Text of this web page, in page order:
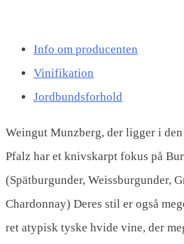
Info om producenten
Vinifikation
Jordbundsforhold
Weingut Munzberg, der ligger i
Pfalz har et knivskarpt fokus på
(Spätburgunder, Weissburgunder,
Chardonnay) Deres stil er også
ret atypisk tyske hvide vine, der